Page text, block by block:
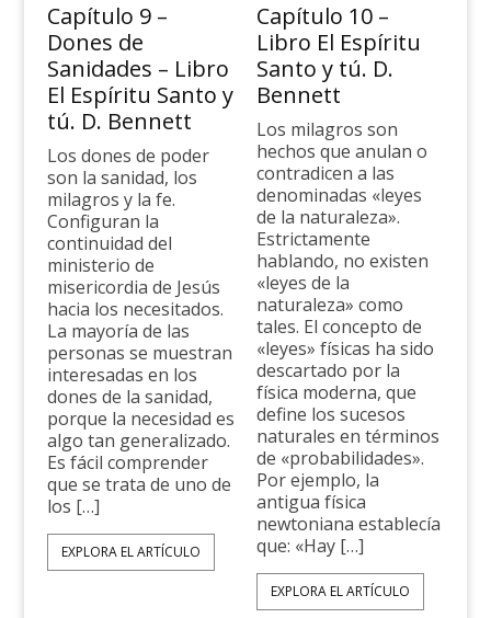
Capítulo 9 –
Dones de
Sanidades – Libro
El Espíritu Santo y
tú. D. Bennett
Los dones de poder
son la sanidad, los
milagros y la fe.
Configuran la
continuidad del
ministerio de
misericordia de Jesús
hacia los necesitados.
La mayoría de las
personas se muestran
interesadas en los
dones de la sanidad,
porque la necesidad es
algo tan generalizado.
Es fácil comprender
que se trata de uno de
los […]
EXPLORA EL ARTÍCULO
Capítulo 10 –
Libro El Espíritu
Santo y tú. D.
Bennett
Los milagros son
hechos que anulan o
contradicen a las
denominadas «leyes
de la naturaleza».
Estricta­mente
hablando, no existen
«leyes de la
naturaleza» como
tales. El concepto de
«leyes» físicas ha sido
des­cartado por la
física moderna, que
define los sucesos
naturales en términos
de «probabilidades».
Por ejem­plo, la
antigua física
newtoniana establecía
que: «Hay […]
EXPLORA EL ARTÍCULO